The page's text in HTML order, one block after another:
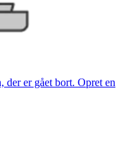
er gået bort. Opret en